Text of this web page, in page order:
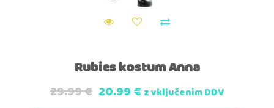
Rubies kostum Anna
29.99€ 20.99€ z vključenim DDV